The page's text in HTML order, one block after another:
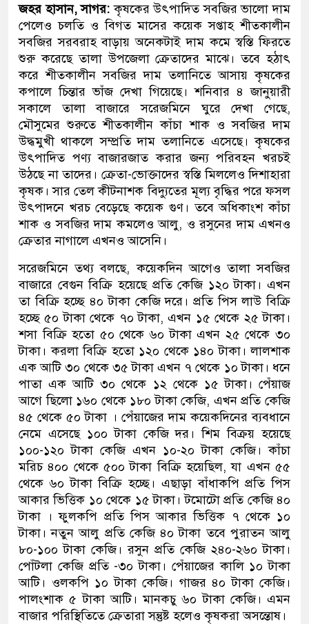
জহর হাসান, সাগর: কৃষকের উৎপাদিত সবজির ভালো দাম
পেলেও চলতি ও বিগত মাসের কয়েক সপ্তাহ শীতকালীন
সবজির সরবরাহ বাড়ায় অনেকটাই দাম কমে স্বস্তি ফিরতে
শুরু করেছে তালা উপজেলা ক্রেতাদের মাঝে। তবে হঠাৎ
করে শীতকালীন সবজির দাম তলানিতে আসায় কৃষকের
কপালে চিন্তার ভাঁজ দেখা গিয়েছে। শনিবার ৪ জানুয়ারী
সকালে তালা বাজারে সরেজমিনে ঘুরে দেখা গেছে,
মৌসুমের শুরুতে শীতকালীন কাঁচা শাক ও সবজির দাম
উদ্ধমুখী থাকলে সম্প্রতি দাম তলানিতে এসেছে। কৃষকের
উৎপাদিত পণ্য বাজারজাত করার জন্য পরিবহন খরচই
উঠছে না তাদের। ক্রেতা-ভোক্তাদের স্বস্তি মিললেও দিশাহারা
কৃষক। সার তেল কীটনাশক বিদ্যুতের মূল্য বৃদ্ধির পরে ফসল
উৎপাদনে খরচ বেড়েছে কয়েক গুণ। তবে অধিকাংশ কাঁচা
শাক ও সবজির দাম কমলেও আলু, ও রসুনের দাম এখনও
ক্রেতার নাগালে এখনও আসেনি।
সরেজমিনে তথ্য বলছে, কয়েকদিন আগেও তালা সবজির
বাজারে বেগুন বিক্রি হয়েছে প্রতি কেজি ১২০ টাকা। এখন
তা বিক্রি হচ্ছে ৪০ টাকা কেজি দরে। প্রতি পিস লাউ বিক্রি
হচ্ছে ৫০ টাকা থেকে ৭০ টাকা, এখন ১৫ থেকে ২৫ টাকা।
শসা বিক্রি হতো ৫০ থেকে ৬০ টাকা এখন ২৫ থেকে ৩০
টাকা। করলা বিক্রি হতো ১২০ থেকে ১৪০ টাকা। লালশাক
এক আটি ৩০ থেকে ৩৫ টাকা এখন ৭ থেকে ১০ টাকা। ধনে
পাতা এক আটি ৩০ থেকে ১২ থেকে ১৫ টাকা। পেঁয়াজ
আগে ছিলো ১৬০ থেকে ১৮০ টাকা কেজি, এখন প্রতি কেজি
৪৫ থেকে ৫০ টাকা । পেঁয়াজের দাম কয়েকদিনের ব্যবধানে
নেমে এসেছে ১০০ টাকা কেজি দর। শিম বিক্রয় হয়েছে
১০০-১২০ টাকা কেজি এখন ১০-২০ টাকা কেজি। কাঁচা
মরিচ ৪০০ থেকে ৫০০ টাকা বিক্রি হয়েছিল, যা এখন ৫৫
থেকে ৬০ টাকা বিক্রি হচ্ছে। এছাড়া বাঁধাকপি প্রতি পিস
আকার ভিত্তিক ১০ থেকে ১৫ টাকা। টমোটো প্রতি কেজি ৪০
টাকা । ফুলকপি প্রতি পিস আকার ভিত্তিক ৭ থেকে ১০
টাকা। নতুন আলু প্রতি কেজি ৪০ টাকা তবে পুরাতন আলু
৮০-১০০ টাকা কেজি। রসুন প্রতি কেজি ২৪০-২৬০ টাকা।
পোঁটলা কেজি প্রতি -৩০ টাকা। পেঁয়াজের কালি ১০ টাকা
আটি। ওলকপি ১০ টাকা কেজি। গাজর ৪০ টাকা কেজি।
পালংশাক ৫ টাকা আটি। মানকচু ৬০ টাকা কেজি। এমন
বাজার পরিস্থিতিতে ক্রেতারা সন্তুষ্ট হলেও কৃষকরা অসন্তোষ।